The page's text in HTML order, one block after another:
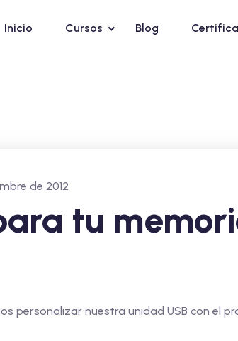
Inicio Cursos Blog
de 2012
tu
personalizar nuestra unidad USB con el